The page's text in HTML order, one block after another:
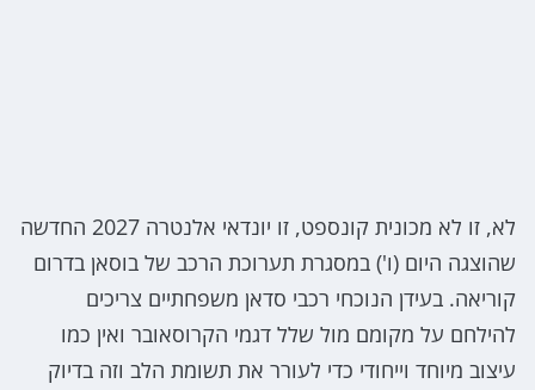
לא, זו לא מכונית קונספט, זו יונדאי אלנטרה 2027 החדשה
שהוצגה היום (ו') במסגרת תערוכת הרכב של בוסאן בדרום
קוריאה. בעידן הנוכחי רכבי סדאן משפחתיים צריכים
להילחם על מקומם מול שלל דגמי הקרוסאובר ואין כמו
עיצוב מיוחד וייחודי כדי לעורר את תשומת הלב וזה בדיוק